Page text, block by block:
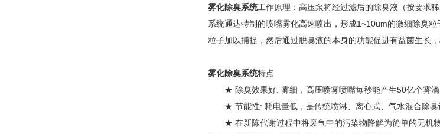
雾化除臭系统工作原理：高压泵将经过滤后的除臭液（按要求
系统通达特制的喷嘴雾化高速喷出，形成1~10um的微细除臭
粒子加以捕捉，然后通过脱臭液的本身的功能促进有益菌生长
雾化除臭系统特点
★ 除臭效果好: 雾细，高压喷雾喷嘴每秒能产生50亿个雾滴
★ 节能性: 耗电量低，是传统喷淋、离心式、气水混合除臭
★ 在新陈代谢过程中将废气中的污染物降解为简单的无机物